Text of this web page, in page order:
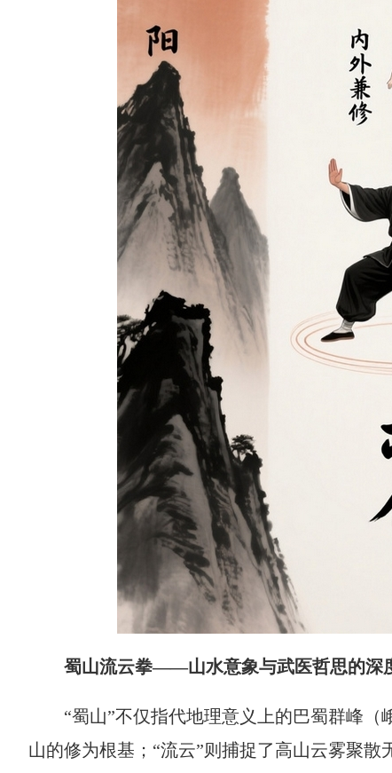
蜀山流云拳——山水意象与武医哲思的深
“蜀山”不仅指代地理意义上的巴蜀群峰
山的修为根基；“流云”则捕捉了高山云雾聚